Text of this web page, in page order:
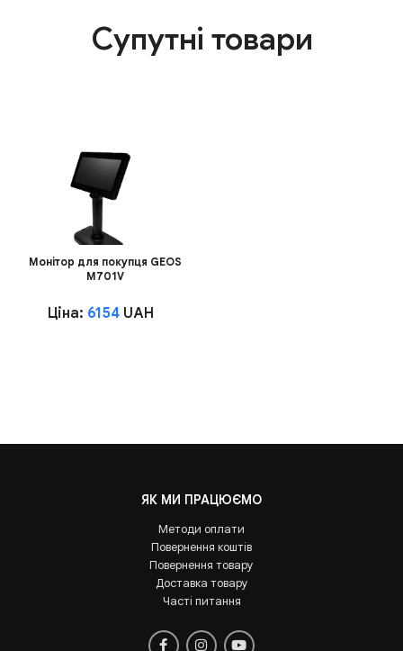
Супутні товари
Монітор для покупця GEOS
M701V
Ціна: 6154 UAH
ЯК МИ ПРАЦЮЄМО
Методи оплати
Повернення коштів
Повернення товару
Доставка товару
Часті питання